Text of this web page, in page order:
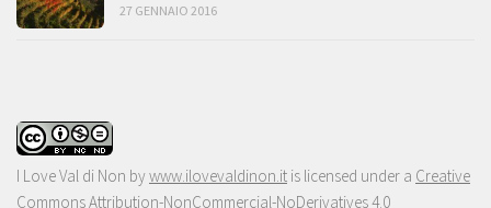
27 GENNAIO 2016
I Love Val di Non bywww.ilovevaldinon.it is licensed under a Creative
Commons Attribution-NonCommercial-NoDerivatives 4.0